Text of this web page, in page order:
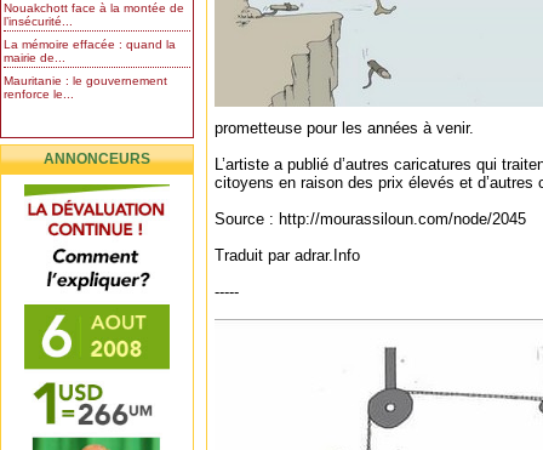
Nouakchott face à la montée de
l’insécurité...
La mémoire effacée : quand la
mairie de...
Mauritanie : le gouvernement
renforce le...
ANNONCEURS
prometteuse pour les années à venir.
L’artiste a publié d’autres caricatures qui
citoyens en raison des prix élevés et d’autres
Source : http://mourassiloun.com/node/2045
Traduit par adrar.Info
-----